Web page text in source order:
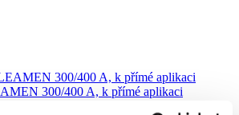
300/400 A, k přímé aplikaci